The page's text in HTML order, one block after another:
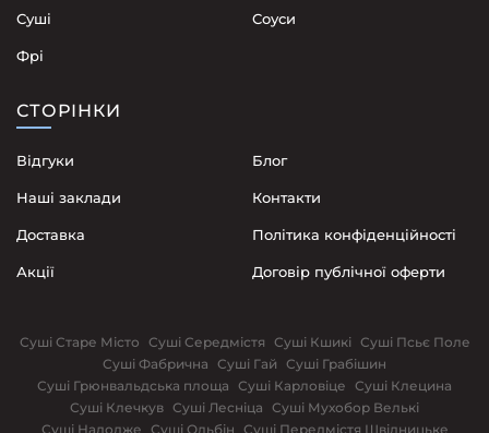
Суші
Фрі
Соуси
СТОРІНКИ
Відгуки
Наші заклади
Доставка
Акції
Блог
Контакти
Політика конфіденційності
Договір публічної оферти
Суші Старе Місто Суші Середмістя Суші Кшикі Суші Псьє Поле
Суші Фабрична Суші Гай Суші Грабішин
Суші Грюнвальдська площа Суші Карловіце Суші Клецина
Суші Клечкув Суші Лесніца Суші Мухобор Велькі
Суші Надодже Суші Ольбін Суші Передмістя Швідницьке